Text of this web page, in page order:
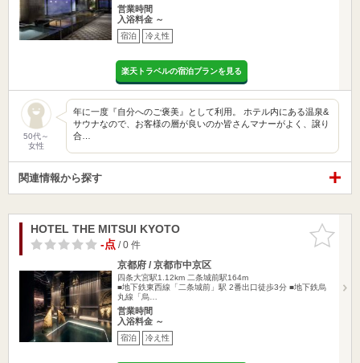
営業時間
入浴料金 ～
宿泊 冷え性
楽天トラベルの宿泊プランを見る
50代～
女性
年に一度『自分へのご褒美』として利用。 ホテル内にある温泉&
サウナなので、お客様の層が良いのか皆さんマナーがよく、譲り
合…
関連情報から探す
お気に入
りに追加
HOTEL THE MITSUI KYOTO
-点/ 0 件
京都府 / 京都市中京区
四条大宮駅1.12km 二条城前駅164m
■地下鉄東西線「二条城前」駅 2番出口徒歩3分 ■地下鉄烏
丸線「烏…
営業時間
入浴料金 ～
宿泊 冷え性